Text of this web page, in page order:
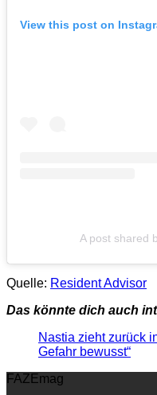
View this post on
A post shared
Quelle: Resident Advisor
Das könnte dich auch
Nastia zieht zurück
Gefahr bewusst“
FAZEmag